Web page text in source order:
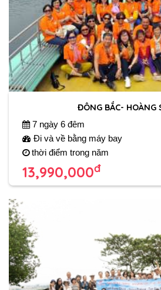
ĐÔNG BẮC- HOÀNG
7 ngày 6 đêm
Đi và về bằng máy bay
thời điểm trong năm
13,990,000đ